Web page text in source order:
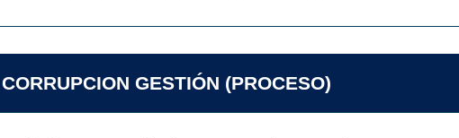
GESTIÓN (PROCESO)